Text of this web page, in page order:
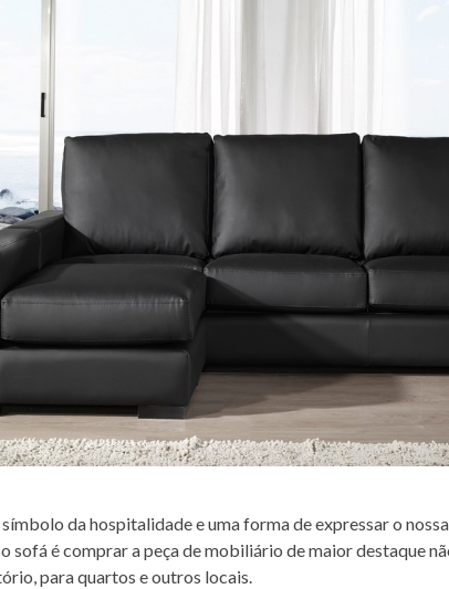
da hospitalidade e uma forma de expressar o
sofá é comprar a peça de mobiliário de maior destaque
para quartos e outros locais.